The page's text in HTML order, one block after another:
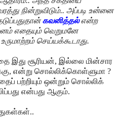
நின்றுவிடும்.. அப்படி உன்னை
கவனித்தல்என்ற
எதையும் வெறுமனே
செய்யக்கூடாது.
இது சூரியன், இல்லை மின்சார
என்று சொல்லிக்கொள்ளுமா ?
பற்றியும் ஒன்றும் சொல்லிக்
என்பது ஆகும்.